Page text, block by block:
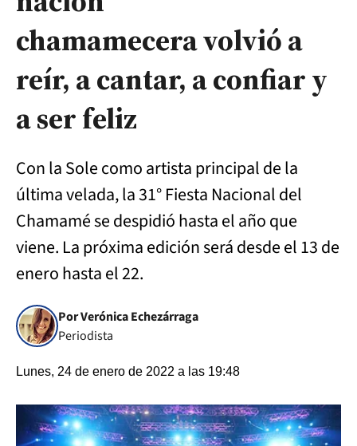
chamamecera volvió a
reír, a cantar, a confiar y
a ser feliz
Con la Sole como artista principal de la
última velada, la 31° Fiesta Nacional del
Chamamé se despidió hasta el año que
viene. La próxima edición será desde el 13 de
enero hasta el 22.
Por Verónica Echezárraga
Periodista
Lunes, 24 de enero de 2022 a las 19:48